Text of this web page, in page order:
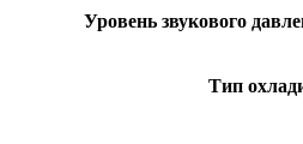
Уровень звукового
Тип